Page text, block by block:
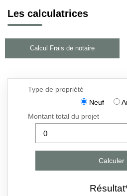
Les calculatrices
Calcul Frais de notaire